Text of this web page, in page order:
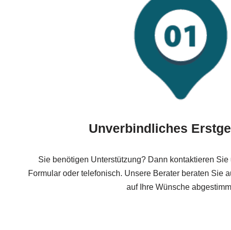
Unverbindliches
Sie benötigen Unterstützung? Dann kontaktieren
Formular oder telefonisch. Unsere Berater beraten Sie
auf Ihre Wünsche